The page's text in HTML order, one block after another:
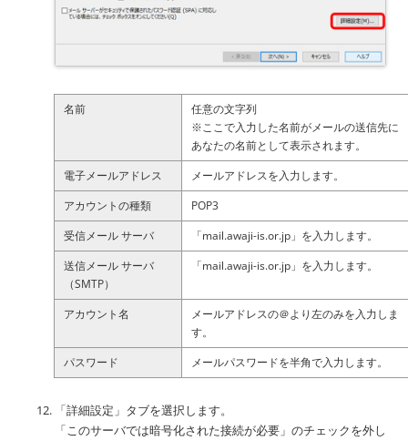
名前
任意の文字列
※ここで入力した名前がメールの送信先に
あなたの名前として表示されます。
電子メールアドレス
メールアドレスを入力します。
アカウントの種類
POP3
受信メール サーバ
「mail.awaji-is.or.jp」を入力します。
送信メール サーバ
（SMTP）
「mail.awaji-is.or.jp」を入力します。
アカウント名
メールアドレスの＠より左のみを入力しま
す。
パスワード
メールパスワードを半角で入力します。
「詳細設定」タブを選択します。
「このサーバでは暗号化された接続が必要」のチェックを外し